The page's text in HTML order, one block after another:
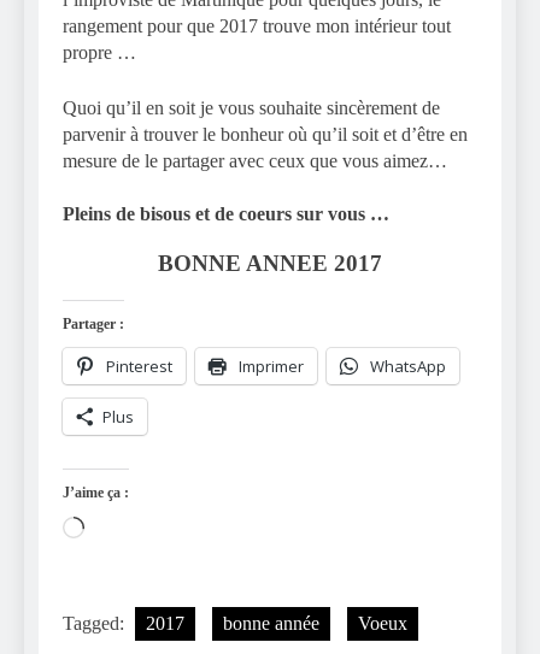
rangement pour que 2017 trouve mon intérieur tout
propre …
Quoi qu’il en soit je vous souhaite sincèrement de
parvenir à trouver le bonheur où qu’il soit et d’être en
mesure de le partager avec ceux que vous aimez…
Pleins de bisous et de coeurs sur vous …
BONNE ANNEE 2017
Partager :
Pinterest Imprimer WhatsApp
Plus
J’aime ça :
Chargement…
Tagged: 2017 bonne année Voeux